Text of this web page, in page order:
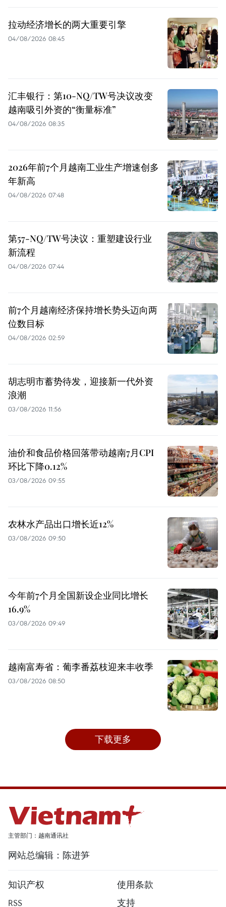
拉动经济增长的两大重要引擎
04/08/2026 08:45
汇丰银行：第10-NQ/TW号决议改变
越南吸引外资的“衡量标准”
04/08/2026 08:35
2026年前7个月越南工业生产增速创多
年新高
04/08/2026 07:48
第57-NQ/TW号决议：重塑建设行业
新流程
04/08/2026 07:44
前7个月越南经济保持增长势头迈向两
位数目标
04/08/2026 02:59
胡志明市蓄势待发，迎接新一代外资
浪潮
03/08/2026 11:56
油价和食品价格回落带动越南7月CPI
环比下降0.12%
03/08/2026 09:55
农林水产品出口增长近12%
03/08/2026 09:50
今年前7个月全国新设企业同比增长
16.9%
03/08/2026 09:49
越南富寿省：葡李番荔枝迎来丰收季
03/08/2026 08:50
下载更多
主管部门：越南通讯社
网站总编辑：陈进笋
知识产权
使用条款
RSS
支持